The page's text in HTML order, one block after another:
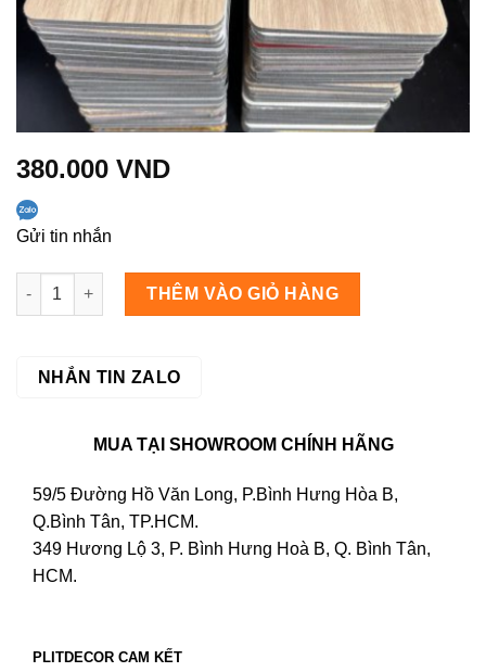
380.000 VND
Gửi tin nhắn
K6-1005-171 số lượng
THÊM VÀO GIỎ HÀNG
NHẮN TIN ZALO
MUA TẠI SHOWROOM CHÍNH HÃNG
59/5 Đường Hồ Văn Long, P.Bình Hưng Hòa B,
Q.Bình Tân, TP.HCM.
349 Hương Lộ 3, P. Bình Hưng Hoà B, Q. Bình Tân,
HCM.
PLITDECOR CAM KẾT